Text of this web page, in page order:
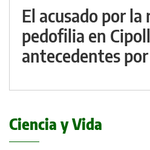
El acusado por la
pedofilia en
antecedentes
Ciencia y Vida